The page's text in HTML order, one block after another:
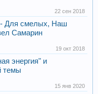
22 сен 2018
- Для смелых, Наш
Самарин
19 окт 2018
энергия" и
темы
15 янв 2020